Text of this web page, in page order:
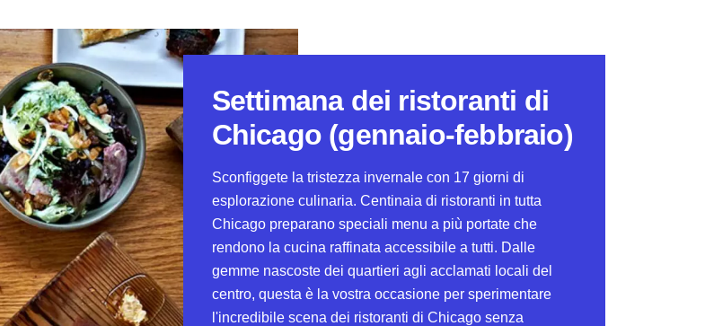
Settimana dei ristoranti di
Chicago (gennaio-febbraio)
Sconfiggete la tristezza invernale con 17 giorni di
esplorazione culinaria. Centinaia di ristoranti in tutta
Chicago preparano speciali menu a più portate che
rendono la cucina raffinata accessibile a tutti. Dalle
gemme nascoste dei quartieri agli acclamati locali del
centro, questa è la vostra occasione per sperimentare
l'incredibile scena dei ristoranti di Chicago senza